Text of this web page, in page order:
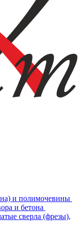
и полимочевины
и бетона
сверла (фрезы),